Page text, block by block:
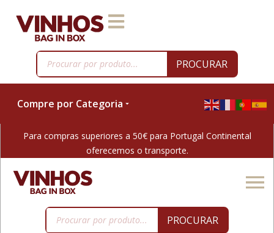
PROCURAR
Compre por Categoria
Para compras superiores a 50€ para Portugal Continental
oferecemos o transporte.
PROCURAR